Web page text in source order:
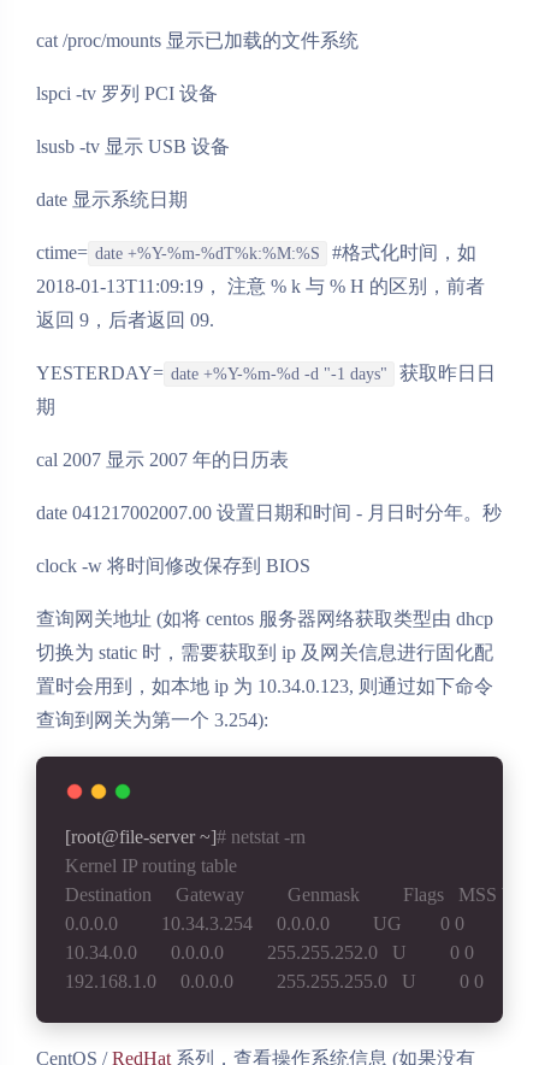
cat /proc/mounts 显示已加载的文件系统
lspci -tv 罗列 PCI 设备
lsusb -tv 显示 USB 设备
date 显示系统日期
ctime= date +%Y-%m-%dT%k:%M:%S
#格式化时间，如
2018-01-13T11:09:19， 注意 % k 与 % H 的区别，前者
返回 9，后者返回 09.
YESTERDAY= date +%Y-%m-%d -d "-1 days"
获取昨日日
期
cal 2007 显示 2007 年的日历表
date 041217002007.00 设置日期和时间 - 月日时分年。秒
clock -w 将时间修改保存到 BIOS
查询网关地址 (如将 centos 服务器网络获取类型由 dhcp
切换为 static 时，需要获取到 ip 及网关信息进行固化配
置时会用到，如本地 ip 为 10.34.0.123, 则通过如下命令
查询到网关为第一个 3.254):
[root@file-server ~]# netstat -rn
Kernel IP routing table
Destination     Gateway         Genmask         Flags   MSS
0.0.0.0         10.34.3.254     0.0.0.0         UG        0 0          0
10.34.0.0       0.0.0.0         255.255.252.0   U         0 0
192.168.1.0     0.0.0.0         255.255.255.0   U         0 0
CentOS /RedHat系列，查看操作系统信息 (如果没有